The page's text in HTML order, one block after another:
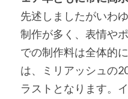
先述しましたがいわ
制作が多く、表情や
での制作料は全体的
は、ミリアッシュの
ラストとなります。